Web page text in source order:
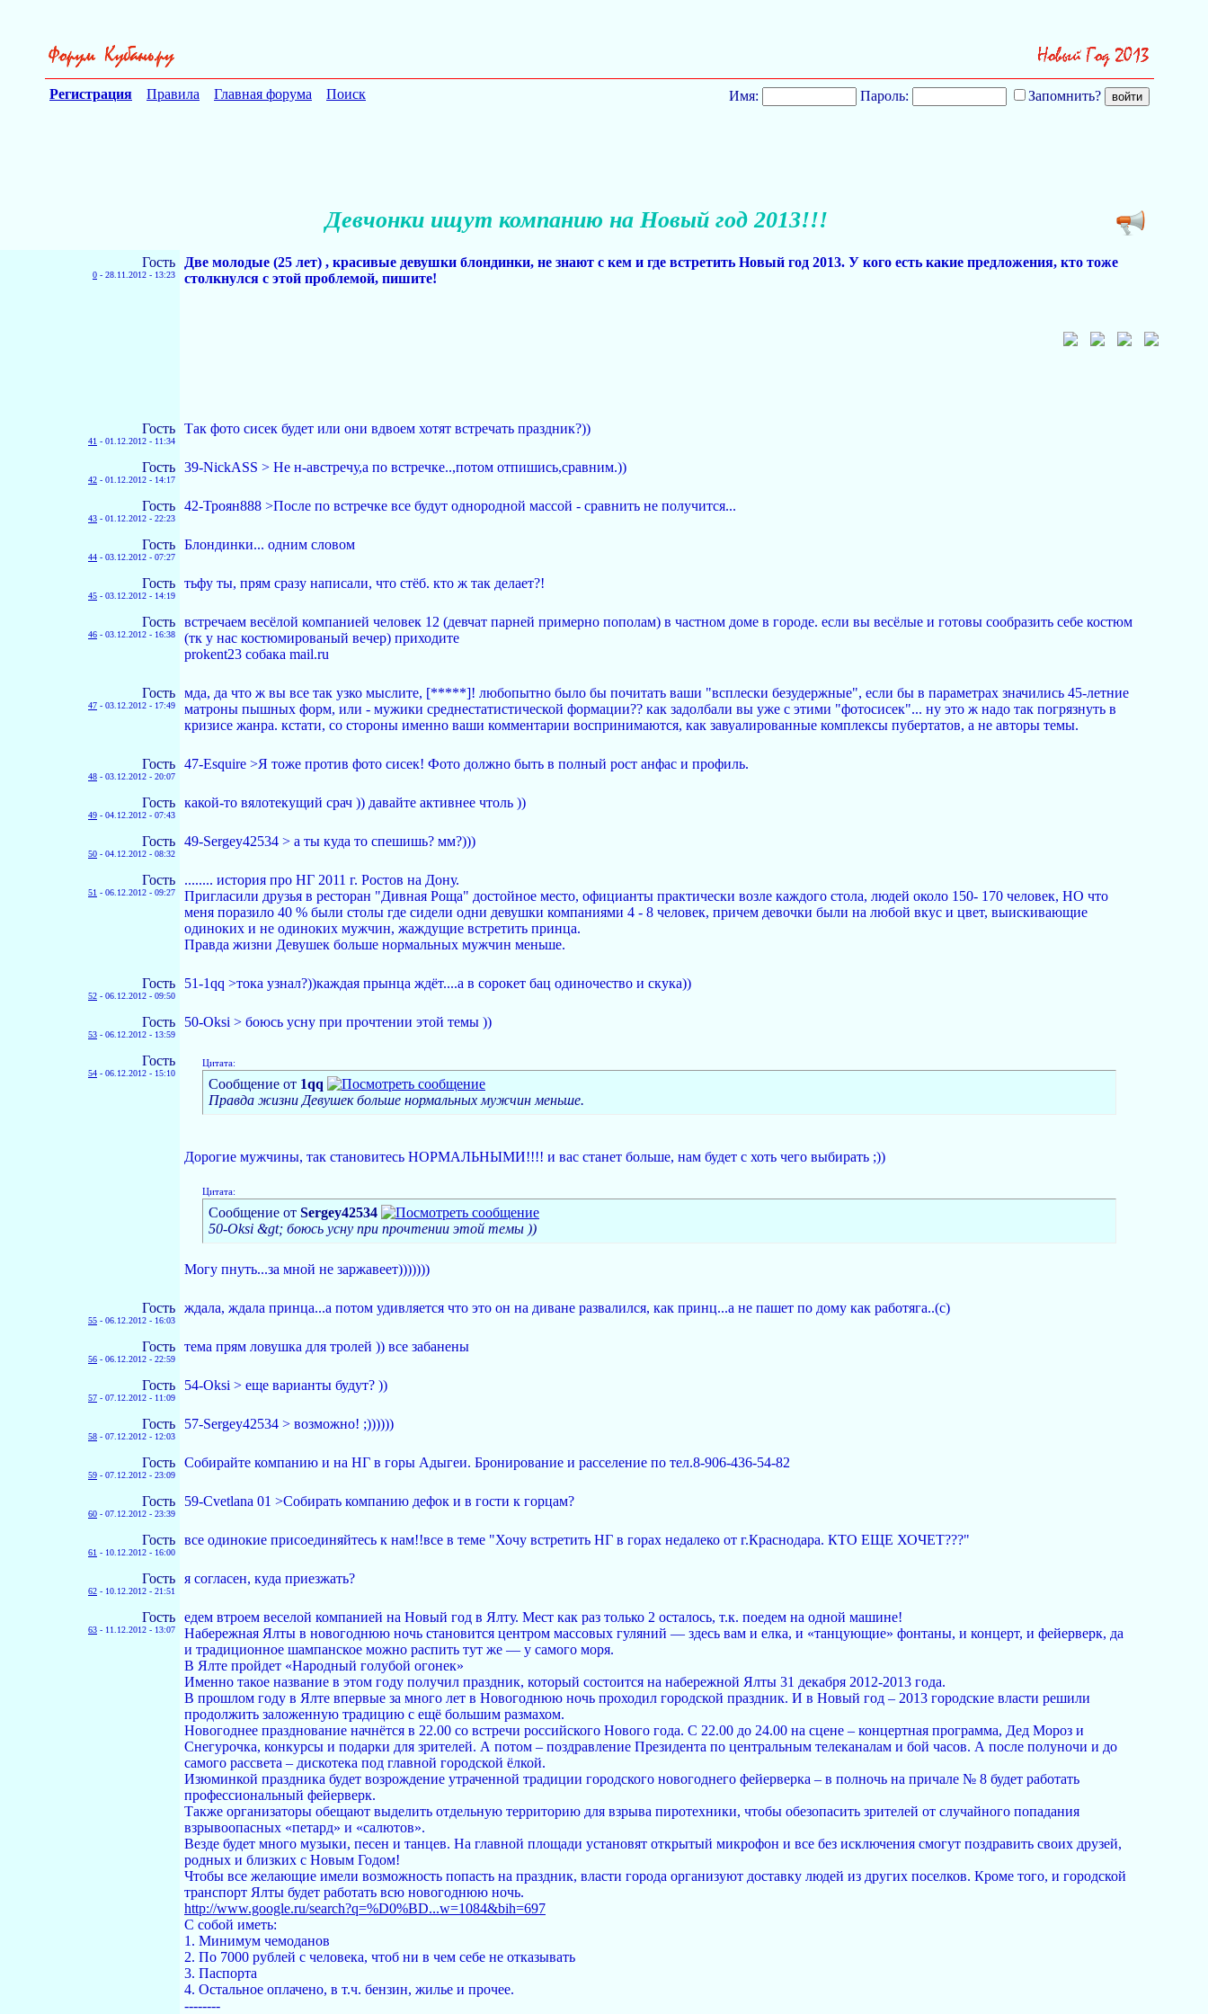
Регистрация Правила Главная форума Поиск Имя: Пароль: Запомнить?
Девчонки ищут компанию на Новый год 2013!!!
Гость
0 - 28.11.2012 - 13:23
Две молодые (25 лет) , красивые девушки блондинки, не знают с кем и где встретить Новый год 2013. У кого есть какие предложения, кто тоже
столкнулся с этой проблемой, пишите!
Гость
41 - 01.12.2012 - 11:34
Так фото сисек будет или они вдвоем хотят встречать праздник?))
Гость
42 - 01.12.2012 - 14:17
39-NickASS > Не н-австречу,а по встречке..,потом отпишись,сравним.))
Гость
43 - 01.12.2012 - 22:23
42-Троян888 >После по встречке все будут однородной массой - сравнить не получится...
Гость
44 - 03.12.2012 - 07:27
Блондинки... одним словом
Гость
45 - 03.12.2012 - 14:19
тьфу ты, прям сразу написали, что стёб. кто ж так делает?!
Гость
46 - 03.12.2012 - 16:38
встречаем весёлой компанией человек 12 (девчат парней примерно пополам) в частном доме в городе. если вы весёлые и готовы сообразить себе костюм
(тк у нас костюмированый вечер) приходите
prokent23 собака mail.ru
Гость
47 - 03.12.2012 - 17:49
мда, да что ж вы все так узко мыслите, [*****]! любопытно было бы почитать ваши "всплески безудержные", если бы в параметрах значились 45-летние
матроны пышных форм, или - мужики среднестатистической формации?? как задолбали вы уже с этими "фотосисек"... ну это ж надо так погрязнуть в
кризисе жанра. кстати, со стороны именно ваши комментарии воспринимаются, как завуалированные комплексы пубертатов, а не авторы темы.
Гость
48 - 03.12.2012 - 20:07
47-Esquire >Я тоже против фото сисек! Фото должно быть в полный рост анфас и профиль.
Гость
49 - 04.12.2012 - 07:43
какой-то вялотекущий срач )) давайте активнее чтоль ))
Гость
50 - 04.12.2012 - 08:32
49-Sergey42534 > а ты куда то спешишь? мм?)))
Гость
51 - 06.12.2012 - 09:27
........ история про НГ 2011 г. Ростов на Дону.
Пригласили друзья в ресторан "Дивная Роща" достойное место, официанты практически возле каждого стола, людей около 150- 170 человек, НО что
меня поразило 40 % были столы где сидели одни девушки компаниями 4 - 8 человек, причем девочки были на любой вкус и цвет, выискивающие
одиноких и не одиноких мужчин, жаждущие встретить принца.
Правда жизни Девушек больше нормальных мужчин меньше.
Гость
52 - 06.12.2012 - 09:50
51-1qq >тока узнал?))каждая прынца ждёт....а в сорокет бац одиночество и скука))
Гость
53 - 06.12.2012 - 13:59
50-Oksi > боюсь усну при прочтении этой темы ))
Гость
54 - 06.12.2012 - 15:10
Цитата:
Сообщение от 1qq
Правда жизни Девушек больше нормальных мужчин меньше.
Дорогие мужчины, так становитесь НОРМАЛЬНЫМИ!!!! и вас станет больше, нам будет с хоть чего выбирать ;))
Цитата:
Сообщение от Sergey42534
50-Oksi &gt; боюсь усну при прочтении этой темы ))
Могу пнуть...за мной не заржавеет)))))))
Гость
55 - 06.12.2012 - 16:03
ждала, ждала принца...а потом удивляется что это он на диване развалился, как принц...а не пашет по дому как работяга..(с)
Гость
56 - 06.12.2012 - 22:59
тема прям ловушка для тролей )) все забанены
Гость
57 - 07.12.2012 - 11:09
54-Oksi > еще варианты будут? ))
Гость
58 - 07.12.2012 - 12:03
57-Sergey42534 > возможно! ;))))))
Гость
59 - 07.12.2012 - 23:09
Собирайте компанию и на НГ в горы Адыгеи. Бронирование и расселение по тел.8-906-436-54-82
Гость
60 - 07.12.2012 - 23:39
59-Cvetlana 01 >Собирать компанию дефок и в гости к горцам?
Гость
61 - 10.12.2012 - 16:00
все одинокие присоединяйтесь к нам!!все в теме "Хочу встретить НГ в горах недалеко от г.Краснодара. КТО ЕЩЕ ХОЧЕТ???"
Гость
62 - 10.12.2012 - 21:51
я согласен, куда приезжать?
Гость
63 - 11.12.2012 - 13:07
едем втроем веселой компанией на Новый год в Ялту. Мест как раз только 2 осталось, т.к. поедем на одной машине!
Набережная Ялты в новогоднюю ночь становится центром массовых гуляний — здесь вам и елка, и «танцующие» фонтаны, и концерт, и фейерверк, да
и традиционное шампанское можно распить тут же — у самого моря.
В Ялте пройдет «Народный голубой огонек»
Именно такое название в этом году получил праздник, который состоится на набережной Ялты 31 декабря 2012-2013 года.
В прошлом году в Ялте впервые за много лет в Новогоднюю ночь проходил городской праздник. И в Новый год – 2013 городские власти решили
продолжить заложенную традицию с ещё большим размахом.
Новогоднее празднование начнётся в 22.00 со встречи российского Нового года. С 22.00 до 24.00 на сцене – концертная программа, Дед Мороз и
Снегурочка, конкурсы и подарки для зрителей. А потом – поздравление Президента по центральным телеканалам и бой часов. А после полуночи и до
самого рассвета – дискотека под главной городской ёлкой.
Изюминкой праздника будет возрождение утраченной традиции городского новогоднего фейерверка – в полночь на причале № 8 будет работать
профессиональный фейерверк.
Также организаторы обещают выделить отдельную территорию для взрыва пиротехники, чтобы обезопасить зрителей от случайного попадания
взрывоопасных «петард» и «салютов».
Везде будет много музыки, песен и танцев. На главной площади установят открытый микрофон и все без исключения смогут поздравить своих друзей,
родных и близких с Новым Годом!
Чтобы все желающие имели возможность попасть на праздник, власти города организуют доставку людей из других поселков. Кроме того, и городской
транспорт Ялты будет работать всю новогоднюю ночь.
http://www.google.ru/search?q=%D0%BD...w=1084&bih=697
С собой иметь:
1. Минимум чемоданов
2. По 7000 рублей с человека, чтоб ни в чем себе не отказывать
3. Паспорта
4. Остальное оплачено, в т.ч. бензин, жилье и прочее.
--------